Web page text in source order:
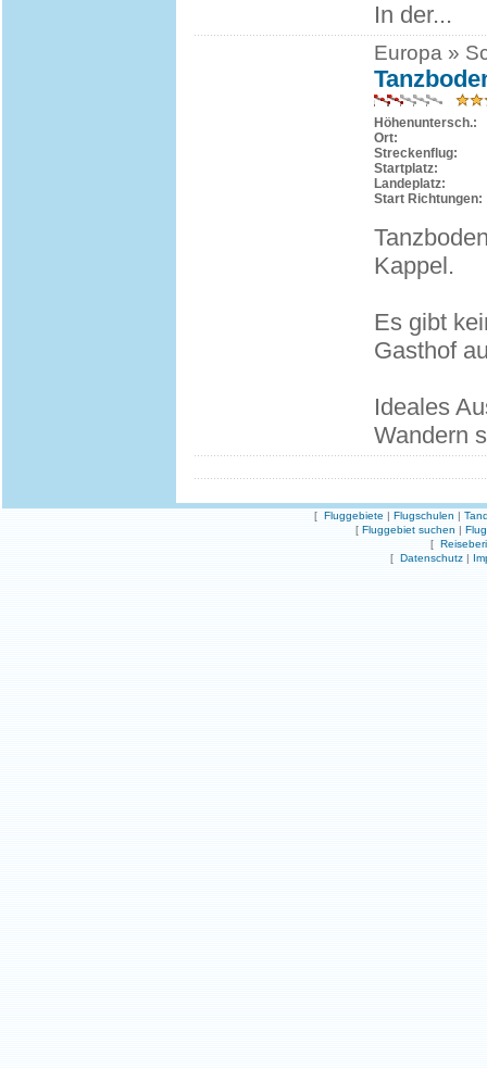
In der...
Europa »
Höhenuntersch.:
Ort:
Streckenflug:
Startplatz:
Landeplatz:
Start Richtungen:
Kappel.
Es gibt
Gasthof
Ideales
Wandern
[ Fluggebiete | Flugschulen |
[ Fluggebiet suchen |
[
[ Datenschutz |